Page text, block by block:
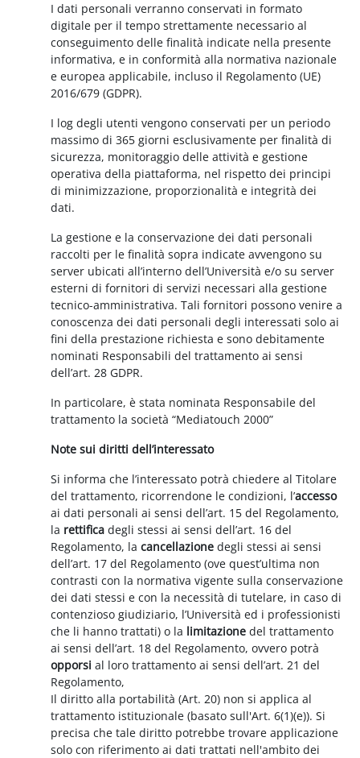
I dati personali verranno conservati in formato
digitale per il tempo strettamente necessario al
conseguimento delle finalità indicate nella presente
informativa, e in conformità alla normativa nazionale
e europea applicabile, incluso il Regolamento (UE)
2016/679 (GDPR).
I log degli utenti vengono conservati per un periodo
massimo di 365 giorni esclusivamente per finalità di
sicurezza, monitoraggio delle attività e gestione
operativa della piattaforma, nel rispetto dei principi
di minimizzazione, proporzionalità e integrità dei
dati.
La gestione e la conservazione dei dati personali
raccolti per le finalità sopra indicate avvengono su
server ubicati all’interno dell’Università e/o su server
esterni di fornitori di servizi necessari alla gestione
tecnico-amministrativa. Tali fornitori possono venire a
conoscenza dei dati personali degli interessati solo ai
fini della prestazione richiesta e sono debitamente
nominati Responsabili del trattamento ai sensi
dell’art. 28 GDPR.
In particolare, è stata nominata Responsabile del
trattamento la società “Mediatouch 2000”
Note sui diritti dell’interessato
Si informa che l’interessato potrà chiedere al Titolare
del trattamento, ricorrendone le condizioni, l’accesso
ai dati personali ai sensi dell’art. 15 del Regolamento,
la rettificadegli stessi ai sensi dell’art. 16 del
Regolamento, lacancellazione degli stessi ai sensi
dell’art. 17 del Regolamento (ove quest’ultima non
contrasti con la normativa vigente sulla conservazione
dei dati stessi e con la necessità di tutelare, in caso di
contenzioso giudiziario, l’Università ed i professionisti
che li hanno trattati) o la limitazione del trattamento
ai sensi dell’art. 18 del Regolamento, ovvero potrà
opporsi al loro trattamento ai sensi dell’art. 21 del
Regolamento,
Il diritto alla portabilità (Art. 20) non si applica al
trattamento istituzionale (basato sull'Art. 6(1)(e)). Si
precisa che tale diritto potrebbe trovare applicazione
solo con riferimento ai dati trattati nell'ambito dei